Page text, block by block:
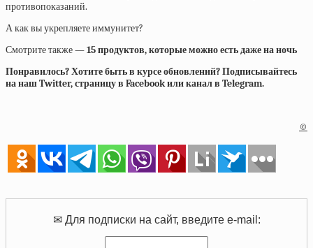
противопоказаний.
А как вы укрепляете иммунитет?
Смотрите также —15 продуктов, которые можно есть даже на ночь
Понравилось? Хотите быть в курсе обновлений? Подписывайтесь
на наш Twitter, страницу в Facebook или канал в Telegram.
©
✉ Для подписки на сайт, введите e-mail: